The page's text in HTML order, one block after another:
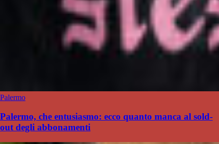
Palermo
Palermo, che entusiasmo: ecco quanto manca al sold-
out degli abbonamenti